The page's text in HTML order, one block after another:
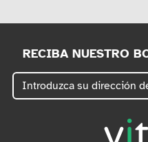
RECIBA NUESTRO